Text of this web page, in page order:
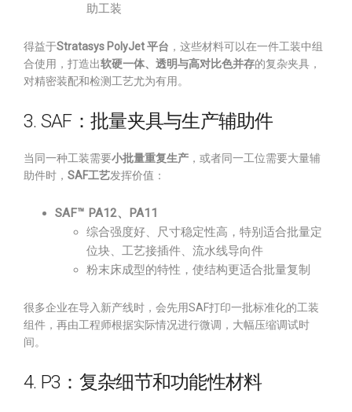
助工装
得益于Stratasys PolyJet 平台 ，这些材料可以在一件工装中组
合使用，打造出软硬一体、透明与高对比色并存的复杂夹具，
对精密装配和检测工艺尤为有用。
3. SAF：批量夹具与生产辅助件
当同一种工装需要小批量重复生产 ，或者同一工位需要大量辅
助件时， SAF工艺发挥价值：
SAF™ PA12、PA11
综合强度好、尺寸稳定性高，特别适合批量定
位块、工艺接插件、流水线导向件
粉末床成型的特性，使结构更适合批量复制
很多企业在导入新产线时，会先用SAF打印一批标准化的工装
组件，再由工程师根据实际情况进行微调，大幅压缩调试时
间。
4. P3：复杂细节和功能性材料